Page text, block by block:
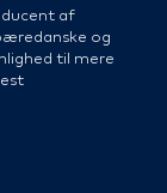
af
og
til mere